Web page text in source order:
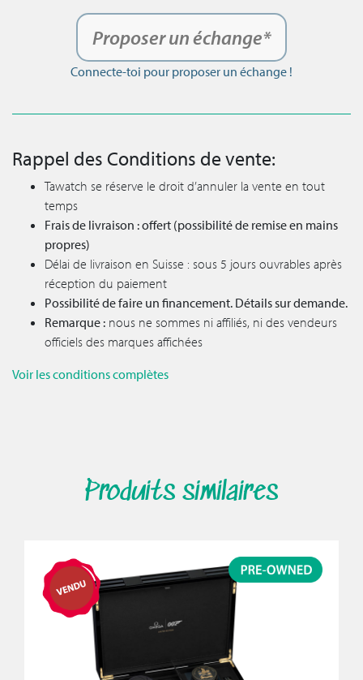
Proposer un échange*
Connecte-toi pour proposer un échange !
Rappel des Conditions de vente:
Tawatch se réserve le droit d’annuler la vente en tout
temps
Frais de livraison : offert (possibilité de remise en mains
propres)
Délai de livraison en Suisse : sous 5 jours ouvrables après
réception du paiement
Possibilité de faire un financement. Détails sur demande.
Remarque : nous ne sommes ni affiliés, ni des vendeurs
officiels des marques affichées
Voir les conditions complètes
Produits similaires